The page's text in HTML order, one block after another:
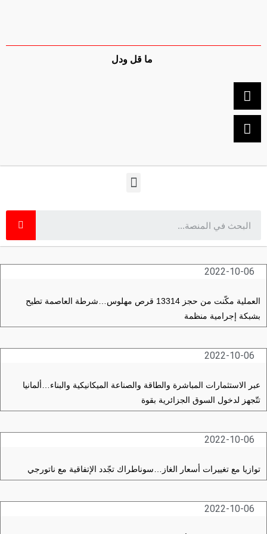
ما قل ودل
2022-10-06
العملية مكّنت من حجز 13314 قرص مهلوس…شرطة العاصمة تطيح
بشبكة إجرامية منظمة
2022-10-06
عبر الاستثمارات المباشرة والطاقة والصناعة الميكانيكية والبناء…ألمانيا
تتّجهز لدخول السوق الجزائرية بقوة
2022-10-06
توازيا مع تغييرات أسعار الغاز…سوناطراك تجّدد الإتفاقية مع ناتورجي
2022-10-06